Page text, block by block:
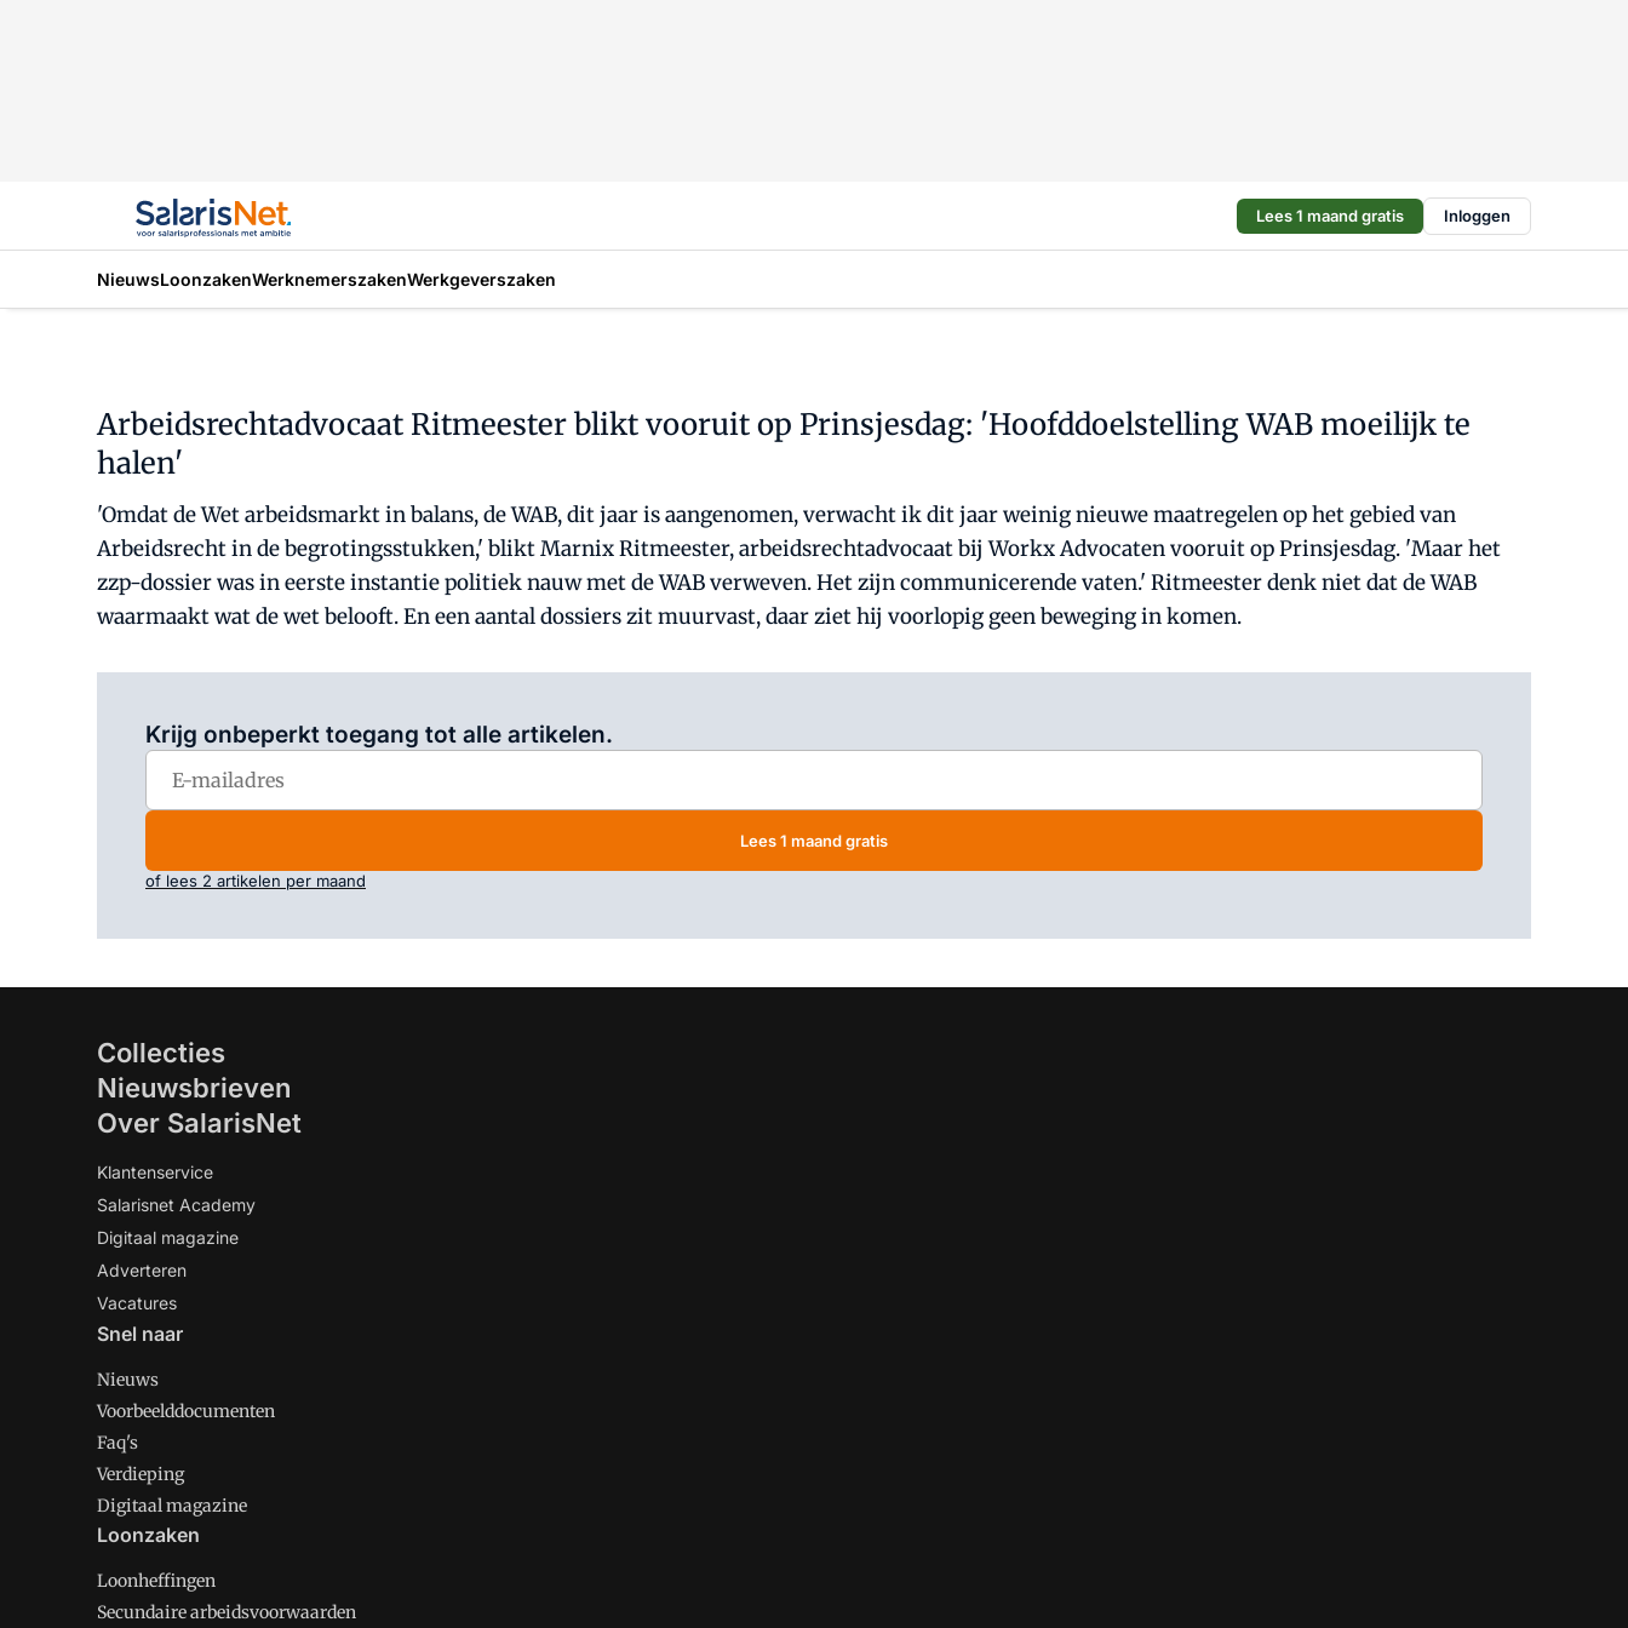
Lees 1 maand gratis Inloggen
NieuwsLoonzakenWerknemerszakenWerkgeverszaken
Arbeidsrechtadvocaat Ritmeester blikt vooruit op Prinsjesdag: 'Hoofddoelstelling WAB moeilijk te
halen'
'Omdat de Wet arbeidsmarkt in balans, de WAB, dit jaar is aangenomen, verwacht ik dit jaar weinig nieuwe maatregelen op het gebied van
Arbeidsrecht in de begrotingsstukken,' blikt Marnix Ritmeester, arbeidsrechtadvocaat bij Workx Advocaten vooruit op Prinsjesdag. 'Maar het
zzp-dossier was in eerste instantie politiek nauw met de WAB verweven. Het zijn communicerende vaten.' Ritmeester denk niet dat de WAB
waarmaakt wat de wet belooft. En een aantal dossiers zit muurvast, daar ziet hij voorlopig geen beweging in komen.
Krijg onbeperkt toegang tot alle artikelen.
Lees 1 maand gratis
of lees 2 artikelen per maand
Collecties
Nieuwsbrieven
Over SalarisNet
Klantenservice
Salarisnet Academy
Digitaal magazine
Adverteren
Vacatures
Snel naar
Nieuws
Voorbeelddocumenten
Faq's
Verdieping
Digitaal magazine
Loonzaken
Loonheffingen
Secundaire arbeidsvoorwaarden